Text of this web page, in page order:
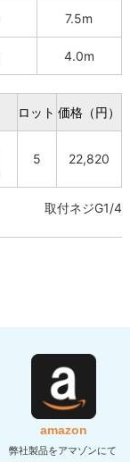
7.5m
4.0m
ロット 価格（円）
5 22,820
取付ネジG1/4
amazon
弊社製品をアマゾンにて